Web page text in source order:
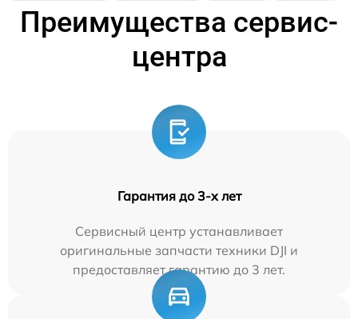
Преимущества сервис-
центра
Гарантия до 3-х лет
Сервисный центр устанавливает
оригинальные запчасти техники DJI и
предоставляет гарантию до 3 лет.